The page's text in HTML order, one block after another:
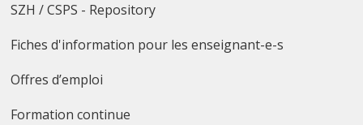
SZH / CSPS - Repository
Fiches d'information pour les enseignant-e-s
Offres d’emploi
Formation continue